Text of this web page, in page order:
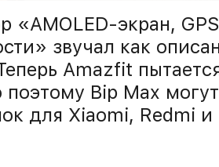
«AMOLED-экран,
звучал как
Amazfit
Bip Max
для Xiaomi, Redmi